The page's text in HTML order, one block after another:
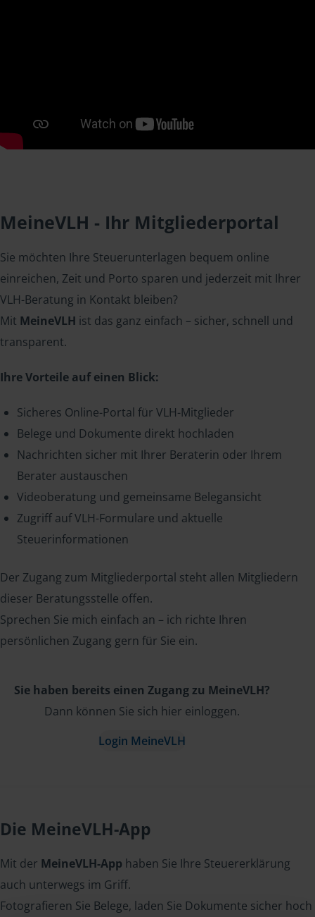
MeineVLH - Ihr Mitgliederportal
Sie möchten Ihre Steuerunterlagen bequem online
einreichen, Zeit und Porto sparen und jederzeit mit Ihrer
VLH-Beratung in Kontakt bleiben?
Mit MeineVLH ist das ganz einfach – sicher, schnell und
transparent.
Ihre Vorteile auf einen Blick:
Sicheres Online-Portal für VLH-Mitglieder
Belege und Dokumente direkt hochladen
Nachrichten sicher mit Ihrer Beraterin oder Ihrem
Berater austauschen
Videoberatung und gemeinsame Belegansicht
Zugriff auf VLH-Formulare und aktuelle
Steuerinformationen
Der Zugang zum Mitgliederportal steht allen Mitgliedern
dieser Beratungsstelle offen.
Sprechen Sie mich einfach an – ich richte Ihren
persönlichen Zugang gern für Sie ein.
Sie haben bereits einen Zugang zu MeineVLH?
Dann können Sie sich hier einloggen.
Login MeineVLH
Die MeineVLH-App
Mit der MeineVLH-App haben Sie Ihre Steuererklärung
auch unterwegs im Griff.
Fotografieren Sie Belege, laden Sie Dokumente sicher hoch